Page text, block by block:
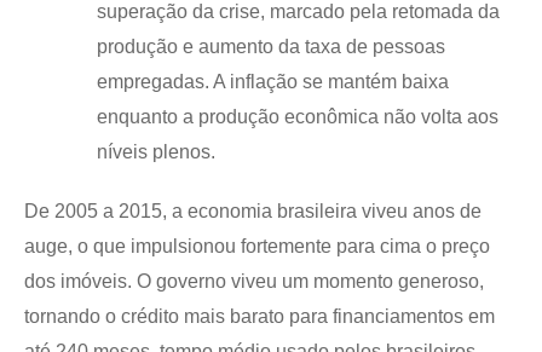
superação da crise, marcado pela retomada da
produção e aumento da taxa de pessoas
empregadas. A inflação se mantém baixa
enquanto a produção econômica não volta aos
níveis plenos.
De 2005 a 2015, a economia brasileira viveu anos de
auge, o que impulsionou fortemente para cima o preço
dos imóveis. O governo viveu um momento generoso,
tornando o crédito mais barato para financiamentos em